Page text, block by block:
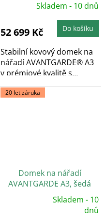
Skladem - 10 dnů
52 699 Kč Do košíku
Stabilní kovový domek na
nářadí AVANTGARDE® A3
v prémiové kvalitě s
pultovou...
20 let záruka
Domek na nářadí
AVANTGARDE A3, šedá
metalíza, jednokřídlé
dveřeSkladem - 10
dnů